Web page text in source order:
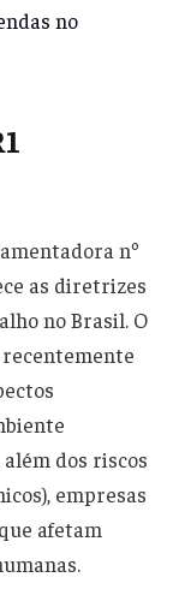
no
nº
as diretrizes
no Brasil. O
dos riscos
empresas
afetam